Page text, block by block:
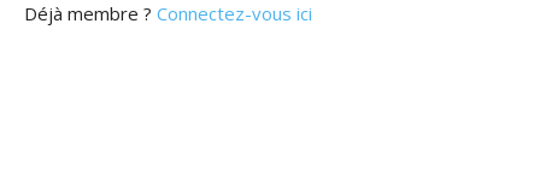
Déjà membre ? Connectez-vous ici